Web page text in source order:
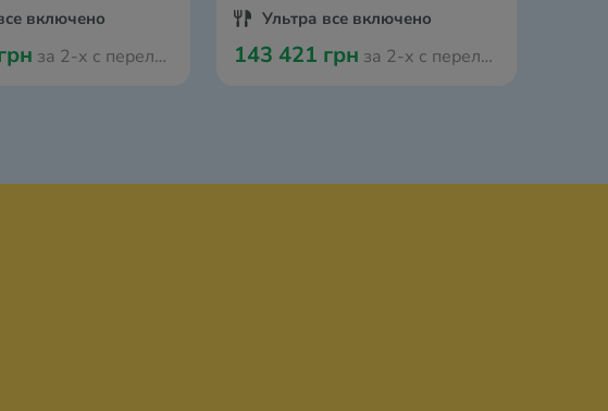
включено
за 2-х с перелётом из Варшавы
Ультра все включено
143 421 грн за 2-х с перелётом из Варшавы